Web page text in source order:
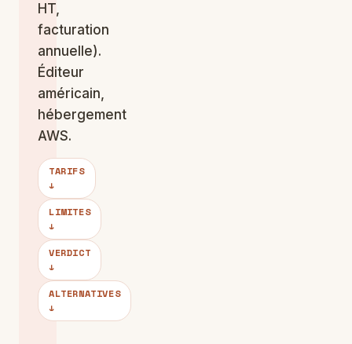
HT,
facturation
annuelle).
Éditeur
américain,
hébergement
AWS.
TARIFS
↓
LIMITES
↓
VERDICT
↓
ALTERNATIVES
↓